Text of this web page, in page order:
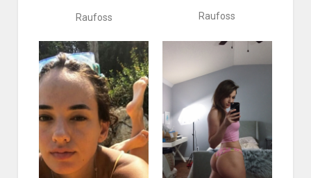
Raufoss Raufoss